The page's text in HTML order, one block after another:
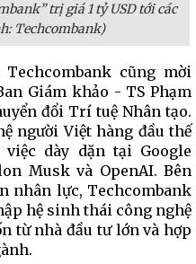
trị giá 1 tỷ USD tới các
Techcombank)
cũng mời
Giám khảo - TS Phạm
đổi Trí tuệ Nhân tạo.
người Việt hàng đầu thế
dày dặn tại Google
Musk và OpenAI. Bên
nhân lực, Techcombank
hệ sinh thái công nghệ
từ nhà đầu tư lớn và hợp